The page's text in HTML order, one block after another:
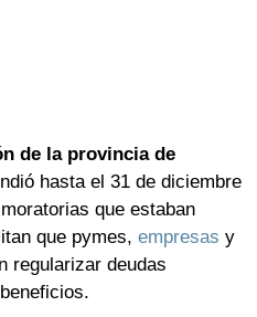
de la provincia de
hasta el 31 de diciembre
que estaban
que pymes, empresas y
regularizar deudas